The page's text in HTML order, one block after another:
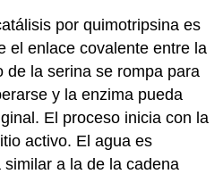
por quimotripsina es
el enlace covalente entre la
de la serina se rompa para
y la enzima pueda
El proceso inicia con la
activo. El agua es
a la de la cadena